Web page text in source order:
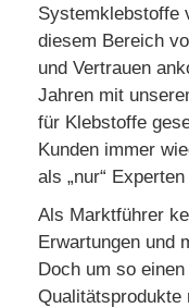
Systemklebstoffe
diesem Bereich
und Vertrauen
Jahren mit
für Klebstoffe
Kunden immer
als „nur“
Als Marktführer
Erwartungen und
Doch um so